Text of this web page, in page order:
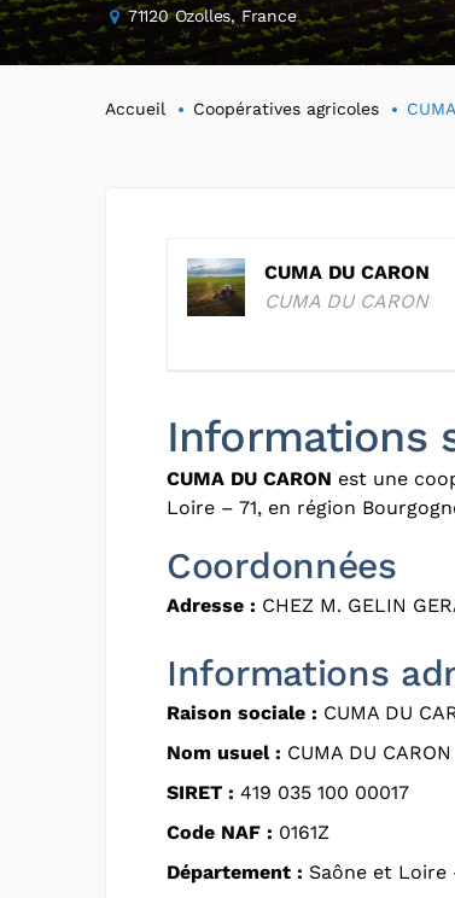
71120 Ozolles, France
Accueil Coopératives agricoles
CUMA DU CARON
CUMA DU CARON
Informations
CUMA DU CARON est une
Loire – 71, en région
Coordonnées
Adresse : CHEZ M. GELIN
Informations
Raison sociale : CUMA DU
Nom usuel : CUMA DU CARON
SIRET : 419 035 100 00017
Code NAF : 0161Z
Département : Saône et Loire